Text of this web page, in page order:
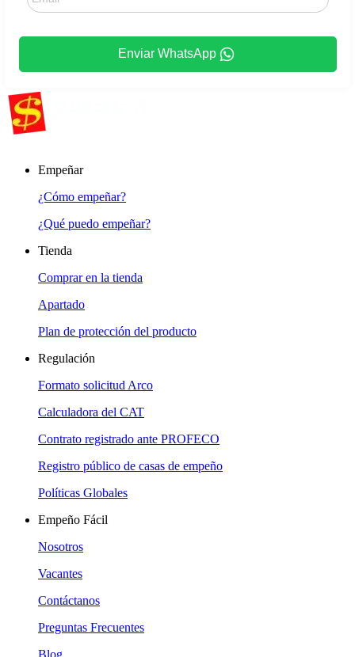
Enviar WhatsApp
Empeñar
¿Cómo empeñar?
¿Qué puedo empeñar?
Tienda
Comprar en la tienda
Apartado
Plan de protección del producto
Regulación
Formato solicitud Arco
Calculadora del CAT
Contrato registrado ante PROFECO
Registro público de casas de empeño
Políticas Globales
Empeño Fácil
Nosotros
Vacantes
Contáctanos
Preguntas Frecuentes
Blog